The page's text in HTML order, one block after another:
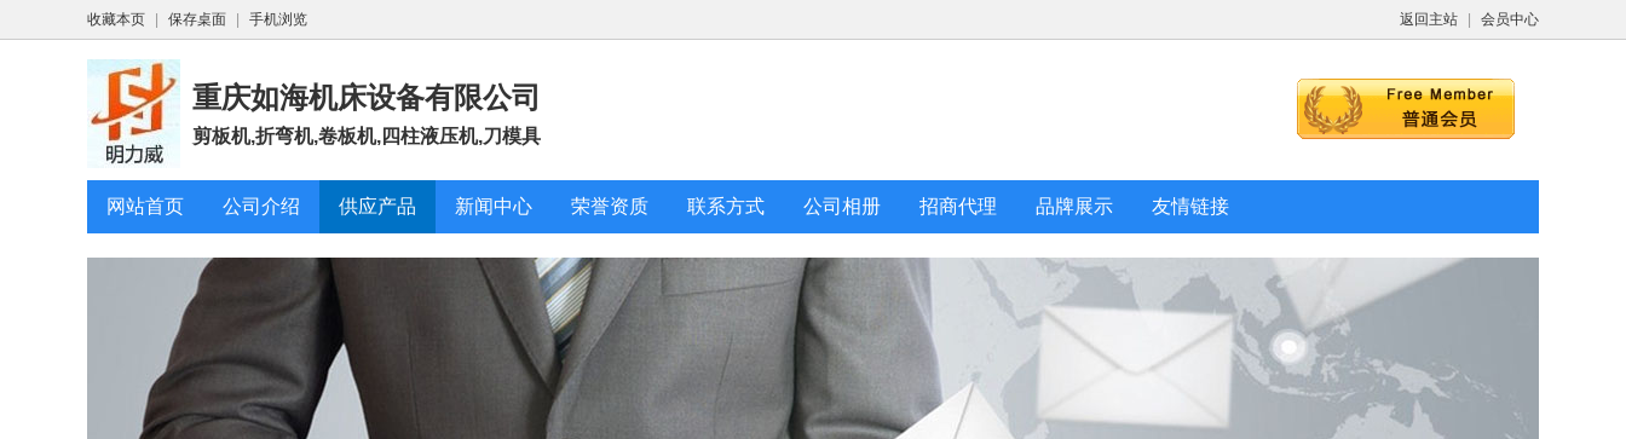
返回主站 会员中心
收藏本页 保存桌面 手机浏览
重庆如海机床设备有限公司
剪板机,折弯机,卷板机,四柱液压机,刀模具
网站首页 公司介绍 供应产品 新闻中心 荣誉资质 联系方式 公司相册 招商代理 品牌展示 友情链接